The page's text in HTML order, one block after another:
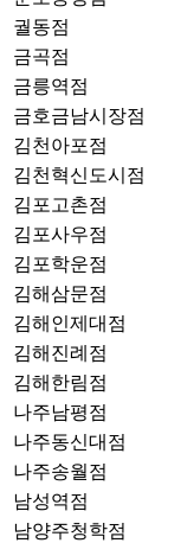
궐동점
금곡점
금릉역점
금호금남시장점
김천아포점
김천혁신도시점
김포고촌점
김포사우점
김포학운점
김해삼문점
김해인제대점
김해진례점
김해한림점
나주남평점
나주동신대점
나주송월점
남성역점
남양주청학점